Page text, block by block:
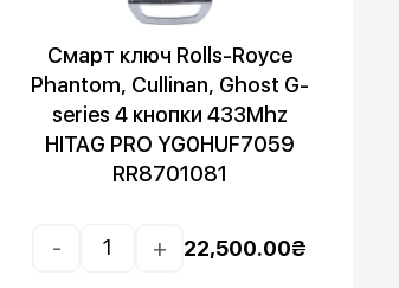
Смарт ключ Rolls-Royce
Phantom, Cullinan, Ghost G-
series 4 кнопки 433Mhz
HITAG PRO YG0HUF7059
RR8701081
- + 22,500.00₴